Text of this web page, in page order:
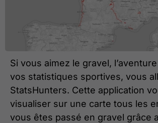
Si vous aimez le gravel,
vos statistiques sportives, vous
StatsHunters. Cette application
visualiser sur une carte tous les
vous êtes passé en gravel grâce